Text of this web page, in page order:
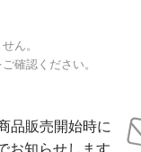
ん。
確認ください。
品販売開始時に
お知らせします